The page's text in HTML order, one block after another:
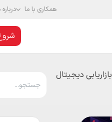
همکاری با ما درباره
بازاریابی دیجیتال